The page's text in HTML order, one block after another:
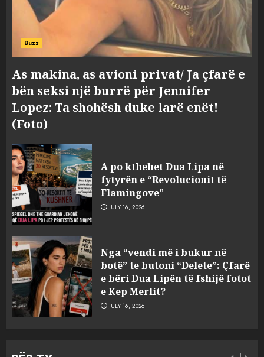
Buzz
As makina, as avioni privat/ Ja çfarë e
bën seksi një burrë për Jennifer
Lopez: Ta shohësh duke larë enët!
(Foto)
A po kthehet Dua Lipa në
fytyrën e “Revolucionit të
Flamingove”
JULY 16, 2026
Nga “vendi më i bukur në
botë” te butoni “Delete”: Çfarë
e bëri Dua Lipën të fshijë fotot
e Kep Merlit?
JULY 16, 2026
3
degjeneron në zjarrvënie në
Vlorë, arrestohet 33-vjeçari
(VIDEO)
AUGUST 7, 2026